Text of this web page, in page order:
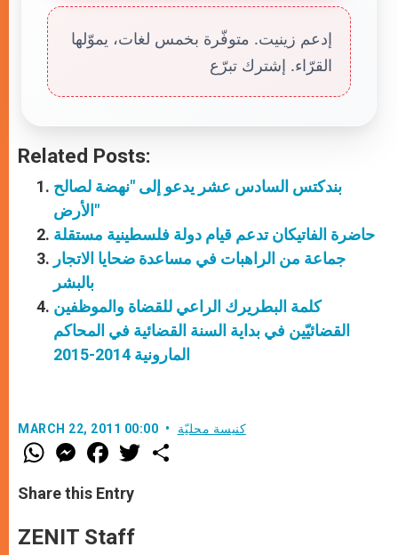
إدعم زينيت. متوفّرة بخمس لغات، يموّلها
القرّاء. إشترك تبرّع
Related Posts:
بندكتس السادس عشر يدعو إلى "نهضة لصالح
الأرض"
حاضرة الفاتيكان تدعم قيام دولة فلسطينية مستقلة
جماعة من الراهبات في مساعدة ضحايا الاتجار
بالبشر
كلمة البطريرك الراعي للقضاة والموظفين
القضائيّين في بداية السنة القضائية في المحاكم
المارونية 2014-2015
MARCH 22, 2011 00:00 كنيسة محليّة
W
h
t
s
p
p
M
e
s
e
g
e
F
a
e
b
o
k
w
Share this Entry
ZENIT Staff